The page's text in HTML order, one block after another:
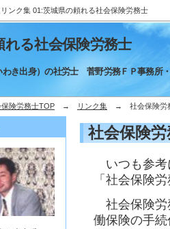
ンク集 01:茨城県の頼れる社会保険労務士
険労務士TOP → リンク集 → 社会保険労
社会保険
いつも参考
「社会保険
社会保険労
働保険の手
れる社会保険労務士
き出身）の社労士 菅野労務ＦＰ事務所